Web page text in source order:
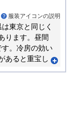
服装アイコンの説明
東京と同じく
ります。昼間
。冷房の効い
あると重宝し